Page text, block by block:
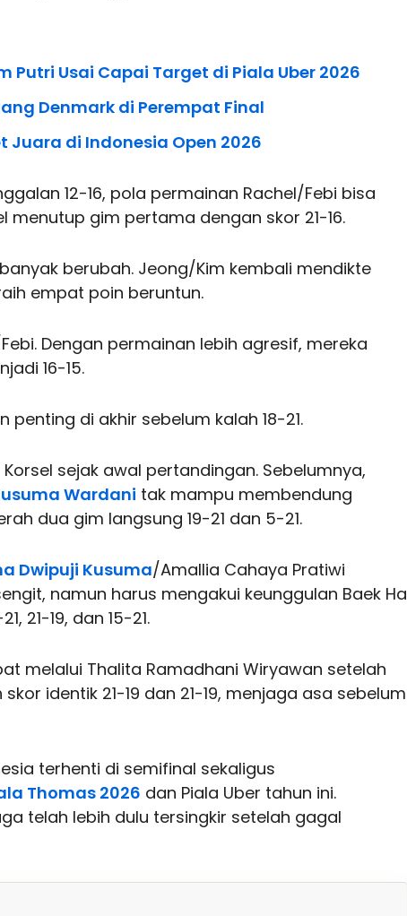
Putri Usai Capai Target di Piala Uber 2026
Denmark di Perempat Final
di Indonesia Open 2026
12-16, pola permainan Rachel/Febi bisa
menutup gim pertama dengan skor 21-16.
berubah. Jeong/Kim kembali mendikte
empat poin beruntun.
Dengan permainan lebih agresif, mereka
16-15.
di akhir sebelum kalah 18-21.
sejak awal pertandingan. Sebelumnya,
Wardani tak mampu membendung
dua gim langsung 19-21 dan 5-21.
Dwipuji Kusuma/Amallia Cahaya Pratiwi
namun harus mengakui keunggulan Baek Ha
21-19, dan 15-21.
melalui Thalita Ramadhani Wiryawan setelah
identik 21-19 dan 21-19, menjaga asa sebelum
terhenti di semifinal sekaligus
Thomas 2026 dan Piala Uber tahun ini.
telah lebih dulu tersingkir setelah gagal